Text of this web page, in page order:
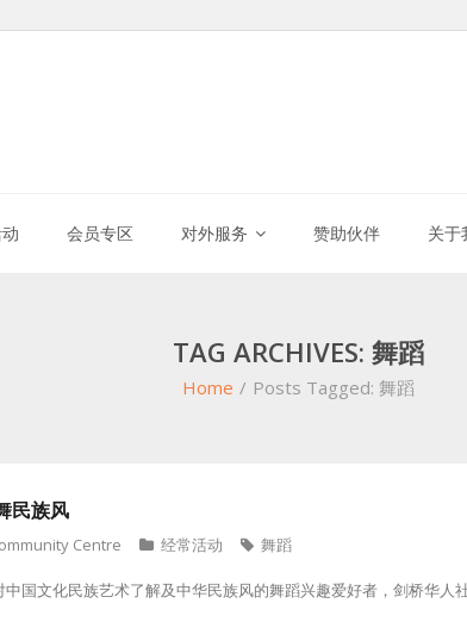
会员专区 对外服务 赞助伙伴 关于
TAG ARCHIVES: 舞蹈
Home / Posts Tagged: 舞蹈
民族风
Centre 经常活动 舞蹈
中国文化民族艺术了解及中华民族风的舞蹈兴趣爱好者，剑桥华人